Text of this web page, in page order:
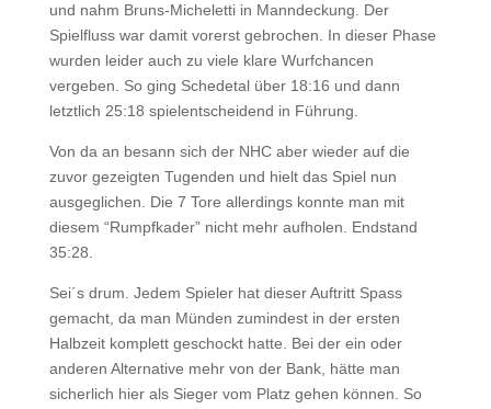
und nahm Bruns-Micheletti in Manndeckung. Der
Spielfluss war damit vorerst gebrochen. In dieser Phase
wurden leider auch zu viele klare Wurfchancen
vergeben. So ging Schedetal über 18:16 und dann
letztlich 25:18 spielentscheidend in Führung.
Von da an besann sich der NHC aber wieder auf die
zuvor gezeigten Tugenden und hielt das Spiel nun
ausgeglichen. Die 7 Tore allerdings konnte man mit
diesem “Rumpfkader” nicht mehr aufholen. Endstand
35:28.
Sei´s drum. Jedem Spieler hat dieser Auftritt Spass
gemacht, da man Münden zumindest in der ersten
Halbzeit komplett geschockt hatte. Bei der ein oder
anderen Alternative mehr von der Bank, hätte man
sicherlich hier als Sieger vom Platz gehen können. So